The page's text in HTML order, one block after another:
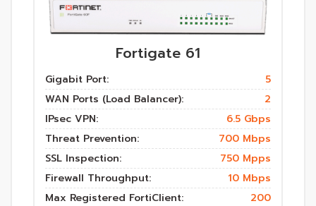
Fortigate 61
Gigabit Port:
5
WAN Ports (Load Balancer):
2
IPsec VPN:
6.5 Gbps
Threat Prevention:
700 Mbps
SSL Inspection:
750 Mpps
Firewall Throughput:
10 Mbps
Max Registered FortiClient:
200